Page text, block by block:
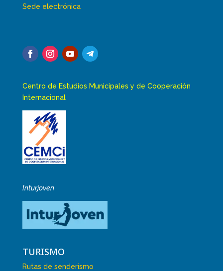
Sede electrónica
Centro de Estudios Municipales y de Cooperación
Internacional
Inturjoven
TURISMO
Rutas de senderismo